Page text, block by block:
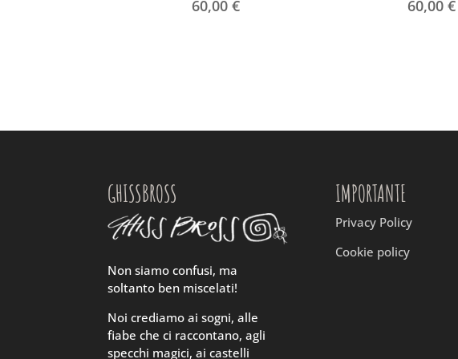
60,00 € 60,00 €
GHISSBROSS
Non siamo confusi, ma
soltanto ben miscelati!
Noi crediamo ai sogni, alle
fiabe che ci raccontano, agli
specchi magici, ai castelli
IMPORTANTE
Privacy Policy
Cookie policy